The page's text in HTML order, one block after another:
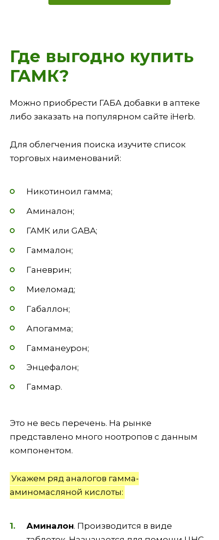
Где выгодно купить
ГАМК?
Можно приобрести ГАБА добавки в аптеке
либо заказать на популярном сайте iHerb.
Для облегчения поиска изучите список
торговых наименований:
Никотиноил гамма;
Аминалон;
ГАМК или GABA;
Гаммалон;
Ганеврин;
Миеломад;
Габаллон;
Апогамма;
Гамманеурон;
Энцефалон;
Гаммар.
Это не весь перечень. На рынке
представлено много ноотропов с данным
компонентом.
Укажем ряд аналогов гамма-
аминомасляной кислоты:
Аминалон. Производится в виде